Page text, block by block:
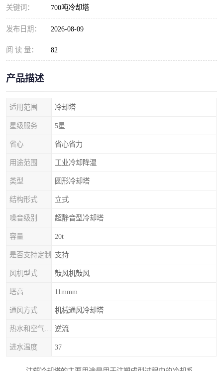
关键词： 700吨冷却塔
发布日期： 2026-08-09
阅 读 量： 82
产品描述
适用范围 冷却塔
星级服务 5星
省心 省心省力
用途范围 工业冷却降温
类型 圆形冷却塔
结构形式 立式
噪音级别 超静音型冷却塔
容量 20t
是否支持定制 支持
风机型式 鼓风机鼓风
塔高 11mmm
通风方式 机械通风冷却塔
逆流
进水温度 37